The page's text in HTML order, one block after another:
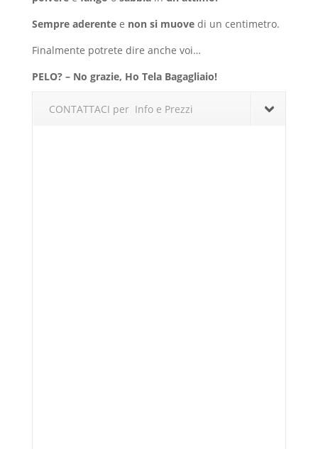
Sempre aderentee non si muovedi un centimetro.
Finalmente potrete dire anche voi…
PELO? – No grazie, Ho Tela Bagagliaio!
CONTATTACI per Info e Prezzi